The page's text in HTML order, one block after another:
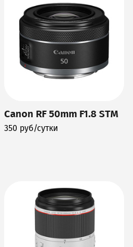
Canon RF 50mm F1.8 STM
350 руб/сутки